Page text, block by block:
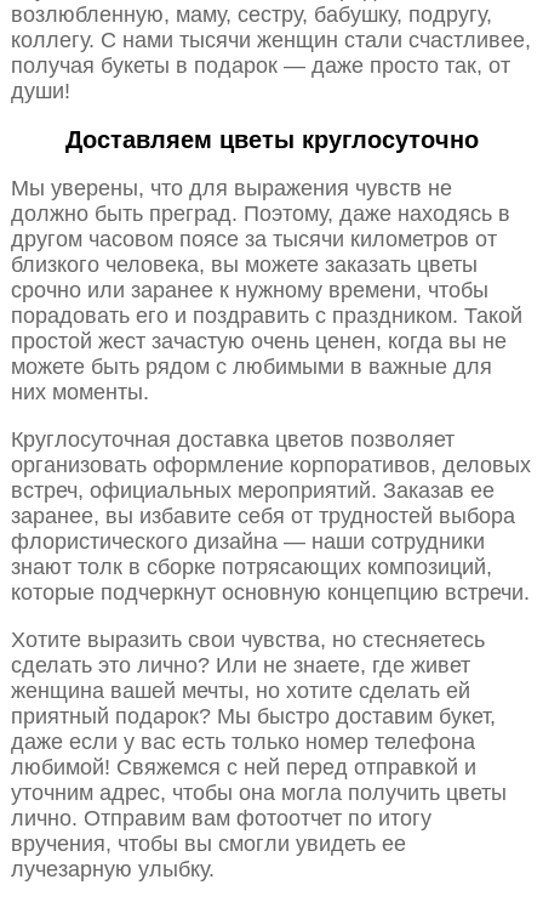
возлюбленную, маму, сестру, бабушку, подругу,
коллегу. С нами тысячи женщин стали счастливее,
получая букеты в подарок — даже просто так, от
души!
Доставляем цветы круглосуточно
Мы уверены, что для выражения чувств не
должно быть преград. Поэтому, даже находясь в
другом часовом поясе за тысячи километров от
близкого человека, вы можете заказать цветы
срочно или заранее к нужному времени, чтобы
порадовать его и поздравить с праздником. Такой
простой жест зачастую очень ценен, когда вы не
можете быть рядом с любимыми в важные для
них моменты.
Круглосуточная доставка цветов позволяет
организовать оформление корпоративов, деловых
встреч, официальных мероприятий. Заказав ее
заранее, вы избавите себя от трудностей выбора
флористического дизайна — наши сотрудники
знают толк в сборке потрясающих композиций,
которые подчеркнут основную концепцию встречи.
Хотите выразить свои чувства, но стесняетесь
сделать это лично? Или не знаете, где живет
женщина вашей мечты, но хотите сделать ей
приятный подарок? Мы быстро доставим букет,
даже если у вас есть только номер телефона
любимой! Свяжемся с ней перед отправкой и
уточним адрес, чтобы она могла получить цветы
лично. Отправим вам фотоотчет по итогу
вручения, чтобы вы смогли увидеть ее
лучезарную улыбку.